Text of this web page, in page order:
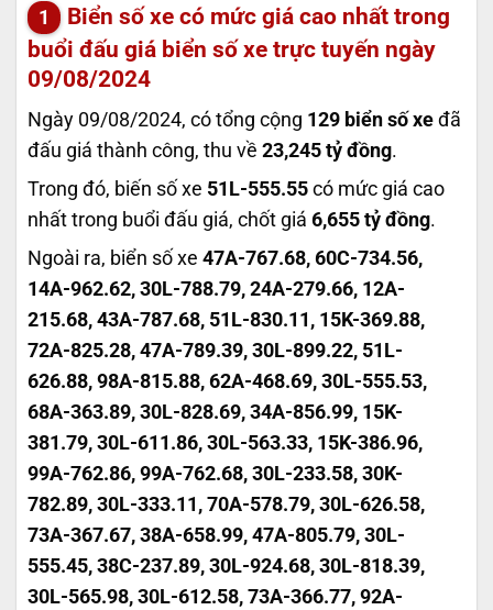
Biển số xe có mức giá cao nhất trong
buổi đấu giá biển số xe trực tuyến ngày
09/08/2024
Ngày 09/08/2024, có tổng cộng 129 biển số xe đã
đấu giá thành công, thu về 23,245 tỷ đồng.
Trong đó, biến số xe 51L-555.55 có mức giá cao
nhất trong buổi đấu giá, chốt giá 6,655 tỷ đồng.
Ngoài ra, biển số xe 47A-767.68, 60C-734.56,
14A-962.62, 30L-788.79, 24A-279.66, 12A-
215.68, 43A-787.68, 51L-830.11, 15K-369.88,
72A-825.28, 47A-789.39, 30L-899.22, 51L-
626.88, 98A-815.88, 62A-468.69, 30L-555.53,
68A-363.89, 30L-828.69, 34A-856.99, 15K-
381.79, 30L-611.86, 30L-563.33, 15K-386.96,
99A-762.86, 99A-762.68, 30L-233.58, 30K-
782.89, 30L-333.11, 70A-578.79, 30L-626.58,
73A-367.67, 38A-658.99, 47A-805.79, 30L-
555.45, 38C-237.89, 30L-924.68, 30L-818.39,
30L-565.98, 30L-612.58, 73A-366.77, 92A-